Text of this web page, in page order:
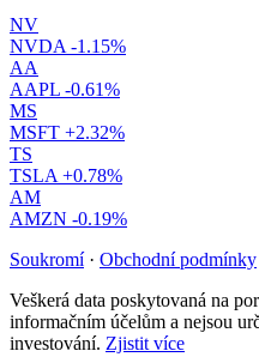
NV
NVDA -1.15%
AA
AAPL -0.61%
MS
MSFT +2.32%
TS
TSLA +0.78%
AM
AMZN -0.19%
Soukromí · Obchodní podmínky
Veškerá data poskytovaná na
informačním účelům a nejsou
investování. Zjistit více